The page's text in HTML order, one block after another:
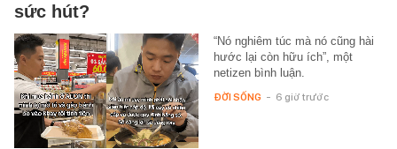
sức hút?
“Nó nghiêm túc mà nó cũng hài
hước lại còn hữu ích”, một
netizen bình luận.
ĐỜI SỐNG - 6 giờ trước